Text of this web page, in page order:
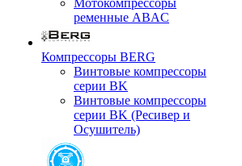
Мотокомпрессоры
ременные ABAC
Компрессоры BERG
Винтовые компрессоры
серии BK
Винтовые компрессоры
серии BK (Ресивер и
Осушитель)